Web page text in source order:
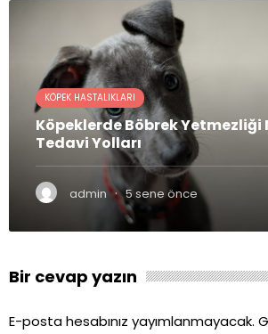
KÖPEK HASTALIKLARI
Köpeklerde Böbrek Yetmezliği
Tedavi Yolları
admin · 5 sene önce
Bir cevap yazın
E-posta hesabınız yayımlanmayacak.